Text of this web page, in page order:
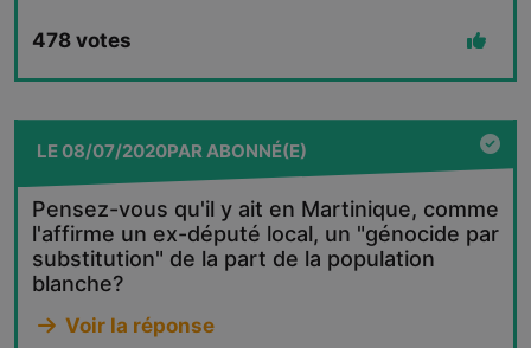
478 votes
LE08/07/2020PARABONNÉ(E)
Pensez-vous qu'il y ait en Martinique, comme
l'affirme un ex-député local, un "génocide par
substitution" de la part de la population
blanche?
Voir la réponse